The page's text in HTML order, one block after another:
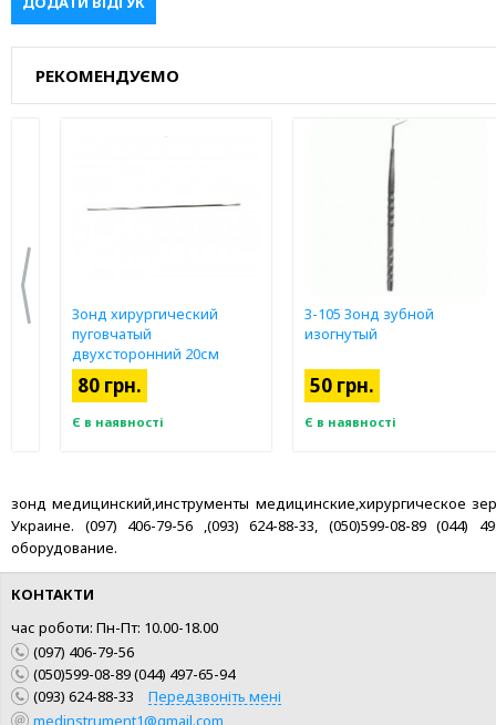
РЕКОМЕНДУЄМО
Зонд хирургический
пуговчатый
двухсторонний 20см
80 грн.
Є в наявності
З-105 Зонд зубной
изогнутый
50 грн.
Є в наявності
зонд медицинский,инструменты медицинские,хирургическое
Украине. (097) 406-79-56 ,(093) 624-88-33, (050)599-08-89
оборудование.
КОНТАКТИ
час роботи: Пн-Пт: 10.00-18.00
(097) 406-79-56
(050)599-08-89 (044) 497-65-94
(093) 624-88-33
Передзвоніть мені
medinstrument1@gmail.com